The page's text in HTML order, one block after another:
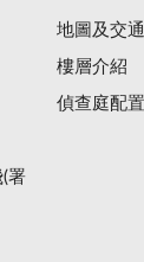
署
地圖及交
樓層介紹
偵查庭配